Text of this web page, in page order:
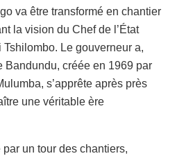
va être transformé en chantier
la vision du Chef de l’État
Le gouverneur a,
Bandundu, créée en 1969 par
s’apprête après près
une véritable ère
par un tour des chantiers,